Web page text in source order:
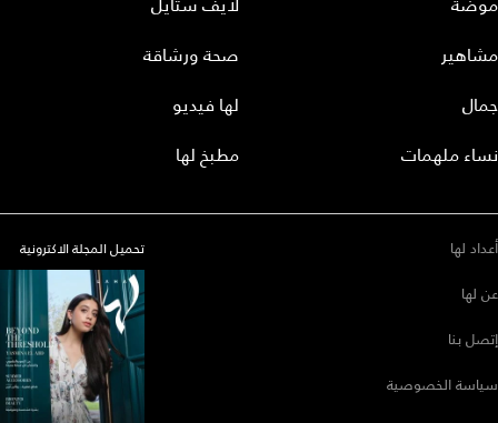
مشاهير
جمال
نساء ملهمات
صحة ورشاقة
لها فيديو
مطبخ لها
أعداد لها
عن لها
إتصل بنا
سياسة الخصوصية
تحميل المجلة الاكترونية